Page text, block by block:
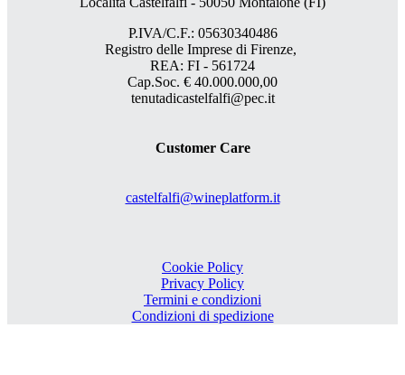
P.IVA/C.F.: 05630340486
Registro delle Imprese di Firenze,
REA: FI - 561724
Cap.Soc. € 40.000.000,00
tenutadicastelfalfi@pec.it
Customer Care
castelfalfi@wineplatform.it
Cookie Policy
Privacy Policy
Termini e condizioni
Condizioni di spedizione